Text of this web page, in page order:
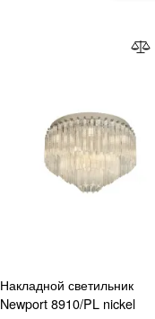
Накладной светильник
Newport 8910/PL nickel